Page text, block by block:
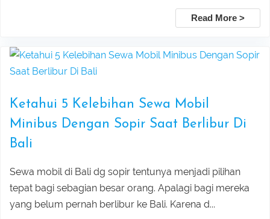
Private Tour with Local Guide in Bali
Mount Batur Jeep Sunrise Tour –
Lovina Beach Bali Dolphin Watching
Tanjung Benoa Water Sports Bali –
Best Activities & Prices 2026
Ubud Taxi to Kanto Lampo Waterfall
Taxi Service From Ubud To Tegalalang
Taxi Service From Ubud Center Suwat
Waterfall Bali
Pick Up Information :
Read More >
Ketahui 5 Kelebihan Sewa Mobil
Minibus Dengan Sopir Saat Berlibur Di
Bali
Sewa mobil di Bali dg sopir tentunya menjadi pilihan
tepat bagi sebagian besar orang. Apalagi bagi mereka
yang belum pernah berlibur ke Bali. Karena d...